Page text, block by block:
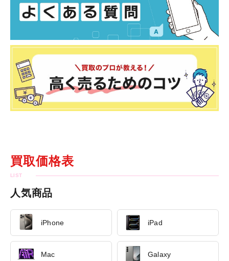
買取価格表
人気商品
iPhone iPad
Mac Galaxy